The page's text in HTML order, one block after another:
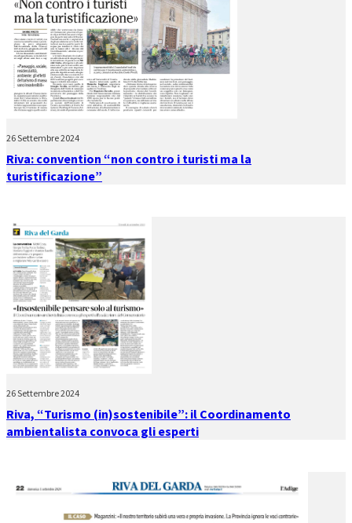
26 Settembre 2024
Riva: convention “non contro i turisti ma la
turistificazione”
26 Settembre 2024
Riva, “Turismo (in)sostenibile”: il Coordinamento
ambientalista convoca gli esperti